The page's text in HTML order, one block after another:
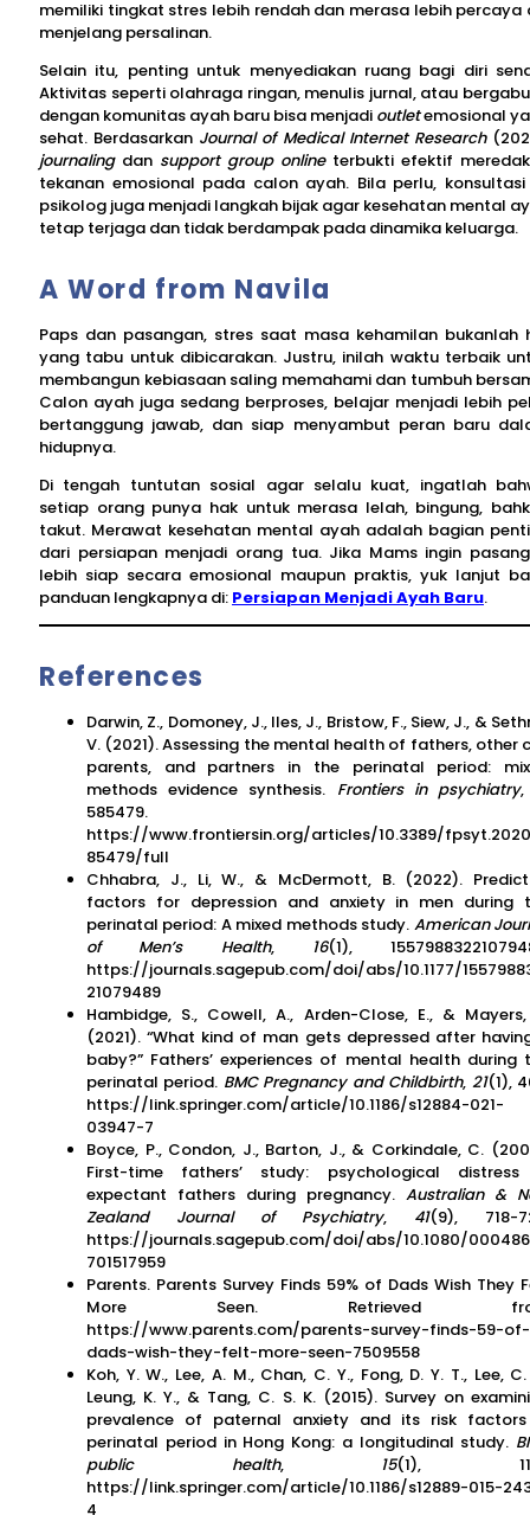
memiliki tingkat stres lebih rendah dan merasa lebih percaya
menjelang persalinan.
Selain itu, penting untuk menyediakan ruang bagi diri
Aktivitas seperti olahraga ringan, menulis jurnal, atau
dengan komunitas ayah baru bisa menjadi outletemosional
sehat. Berdasarkan Journal of Medical Internet Research
journaling dan support group online terbukti efektif
tekanan emosional pada calon ayah. Bila perlu, konsultasi
psikolog juga menjadi langkah bijak agar kesehatan mental
tetap terjaga dan tidak berdampak pada dinamika keluarga.
A Word from Navila
Paps dan pasangan, stres saat masa kehamilan bukanlah
yang tabu untuk dibicarakan. Justru, inilah waktu terbaik
membangun kebiasaan saling memahami dan tumbuh
Calon ayah juga sedang berproses, belajar menjadi lebih
bertanggung jawab, dan siap menyambut peran baru
hidupnya.
Di tengah tuntutan sosial agar selalu kuat, ingatlah
setiap orang punya hak untuk merasa lelah, bingung,
takut. Merawat kesehatan mental ayah adalah bagian
dari persiapan menjadi orang tua. Jika Mams ingin
lebih siap secara emosional maupun praktis, yuk lanjut
panduan lengkapnya di: Persiapan Menjadi Ayah Baru.
References
Darwin, Z., Domoney, J., Iles, J., Bristow, F., Siew, J., &
V. (2021). Assessing the mental health of fathers, other
parents, and partners in the perinatal period:
methods evidence synthesis. Frontiers in psychiatry
585479.
https://www.frontiersin.org/articles/10.3389/
85479/full
Chhabra, J., Li, W., & McDermott, B. (2022).
factors for depression and anxiety in men during
perinatal period: A mixed methods study. American
of Men’s Health, 16(1),
https://journals.sagepub.com/doi/abs/10.1177/
21079489
Hambidge, S., Cowell, A., Arden-Close, E., &
(2021). “What kind of man gets depressed after
baby?” Fathers’ experiences of mental health during
perinatal period. BMC Pregnancy and Childbirth, 21(1),
https://link.springer.com/article/10.1186/s12884-021-
03947-7
Boyce, P., Condon, J., Barton, J., & Corkindale, C.
First-time fathers’ study: psychological
expectant fathers during pregnancy. Australian &
Zealand Journal of Psychiatry, 41(9), 718-
https://journals.sagepub.com/doi/abs/10.1080/
701517959
Parents. Parents Survey Finds 59% of Dads Wish They
More Seen. Retrieved
https://www.parents.com/parents-survey-finds-59-of-
dads-wish-they-felt-more-seen-7509558
Koh, Y. W., Lee, A. M., Chan, C. Y., Fong, D. Y. T., Lee, C.
Leung, K. Y., & Tang, C. S. K. (2015). Survey on
prevalence of paternal anxiety and its risk
perinatal period in Hong Kong: a longitudinal study.
public health, 15(1),
https://link.springer.com/article/10.1186/s12889-015-
4